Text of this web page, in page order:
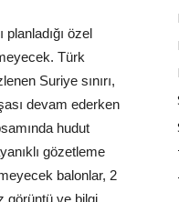
özel
Türk
Suriye sınırı,
devam ederken
hudut
gözetleme
balonlar, 2
görüntü ve bilgi